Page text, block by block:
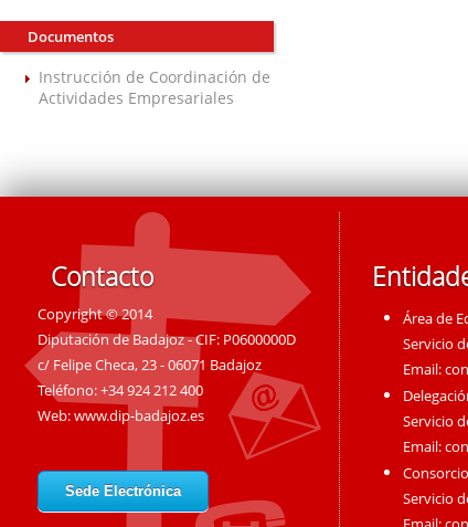
Documentos
Instrucción de Coordinación de
Actividades Empresariales
Contacto
Copyright © 2014
Diputación de Badajoz - CIF: P0600000D
c/ Felipe Checa, 23 - 06071 Badajoz
Teléfono: +34 924 212 400
Web:www.dip-badajoz.es
Sede Electrónica
Área de
Servicio
Email:
Servicio
Email:
Servicio